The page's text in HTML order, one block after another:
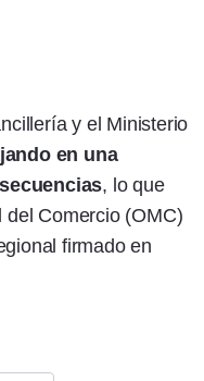
y el Ministerio
en una
, lo que
del Comercio (OMC)
firmado en